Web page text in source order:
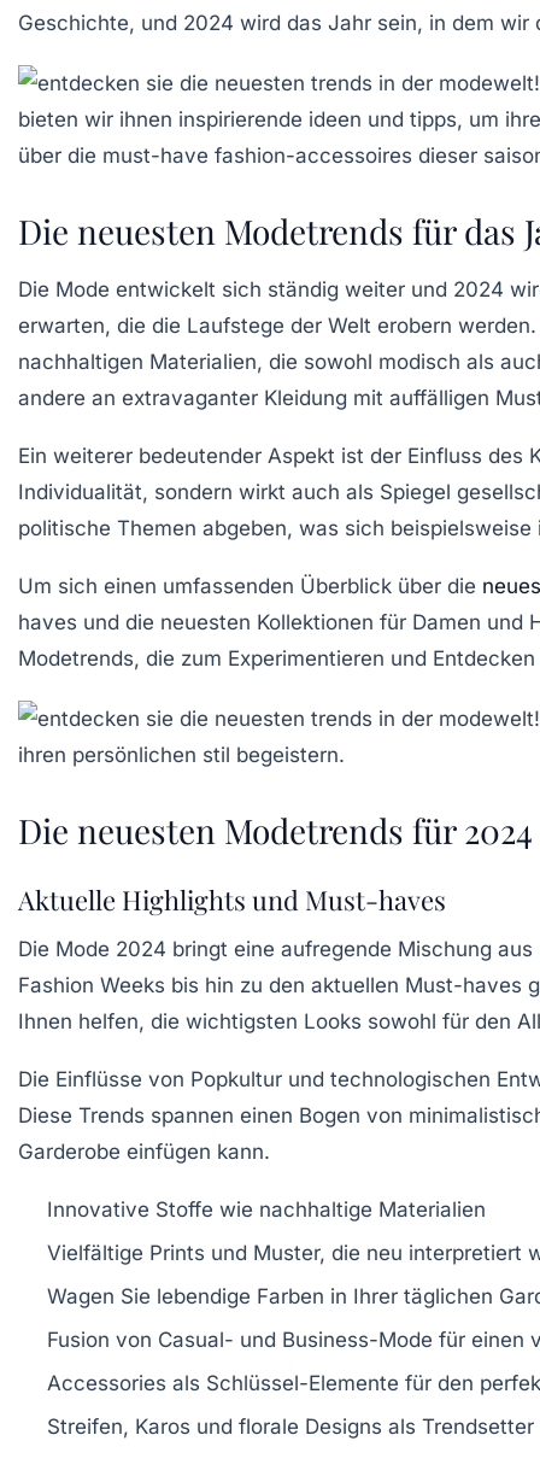
Geschichte, und 2024 wird das Jahr sein, in dem
Die neuesten Modetrends für das
Die Mode entwickelt sich ständig weiter und 2024
erwarten, die die Laufstege der Welt erobern
nachhaltigen Materialien, die sowohl modisch als
andere an extravaganter Kleidung mit auffälligen
Ein weiterer bedeutender Aspekt ist der Einfluss des
Individualität, sondern wirkt auch als Spiegel
politische Themen abgeben, was sich
Um sich einen umfassenden Überblick über die
haves und die neuesten Kollektionen für Damen und
Modetrends, die zum Experimentieren und
Die neuesten Modetrends für 2024
Aktuelle Highlights und Must-haves
Die Mode 2024 bringt eine aufregende Mischung aus
Fashion Weeks bis hin zu den aktuellen Must-haves
Ihnen helfen, die wichtigsten Looks sowohl für den
Die Einflüsse von Popkultur und technologischen
Diese Trends spannen einen Bogen von
Garderobe einfügen kann.
Innovative Stoffe wie nachhaltige Materialien
Vielfältige Prints und Muster, die neu interpretiert
Wagen Sie lebendige Farben in Ihrer täglichen
Fusion von Casual- und Business-Mode für einen
Accessories als Schlüssel-Elemente für den
Streifen, Karos und florale Designs als